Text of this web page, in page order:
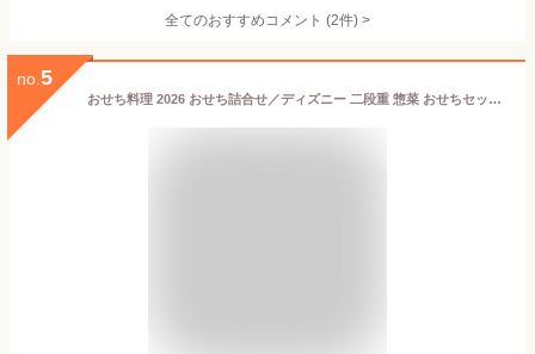
全てのおすすめコメント (2件) >
no. 5
おせち料理 2026 おせち詰合せ／ディズニー 二段重 惣菜 おせちセット 和洋おせちセット 御節 詰め合わせ 切り餅 2段重 送料無料 お節 料理 予約 和洋 洋風 Disney キャラクター アニメ ミッキーマウス かわいい 子供 こども たべられるシート 伊達巻 黒豆 味付数の子